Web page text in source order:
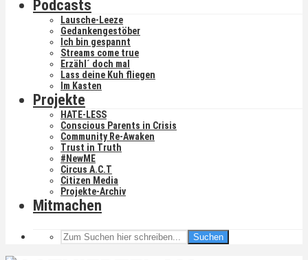
Podcasts
Lausche-Leeze
Gedankengestöber
Ich bin gespannt
Streams come true
Erzähl´ doch mal
Lass deine Kuh fliegen
Im Kasten
Projekte
HATE-LESS
Conscious Parents in Crisis
Community Re-Awaken
Trust in Truth
#NewME
Circus A.C.T
Citizen Media
Projekte-Archiv
Mitmachen
Suchen